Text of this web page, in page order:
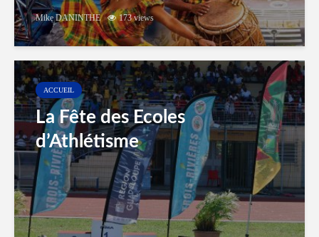
Mike DANINTHE 173 views
ACCUEIL
La Fête des Ecoles
d’Athlétisme